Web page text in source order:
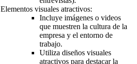
Elementos visuales atractivos:
Incluye imágenes o videos
que muestren la cultura de la
empresa y el entorno de
trabajo.
Utiliza diseños visuales
atractivos para destacar la